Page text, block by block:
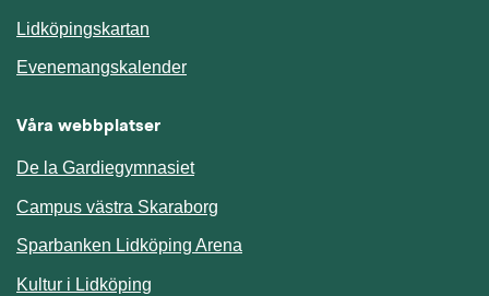
Lidköpingskartan
EvenemangskalenderLänk till annan webbplats.
Våra webbplatser
De la Gardiegymnasiet
Campus västra Skaraborg
Sparbanken Lidköping Arena
Kultur i Lidköping